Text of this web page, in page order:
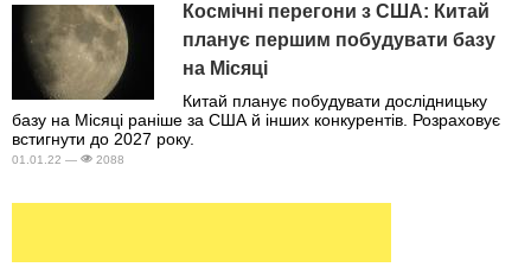
Космічні перегони з США: Китай
планує першим побудувати базу
на Місяці
Китай планує побудувати дослідницьку
базу на Місяці раніше за США й інших конкурентів. Розраховує
встигнути до 2027 року.
01.01.22 — 2088